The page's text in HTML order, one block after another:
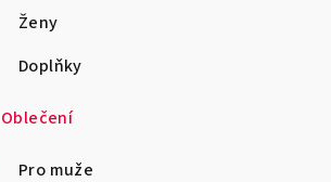
Ženy
Doplňky
Oblečení
Pro muže